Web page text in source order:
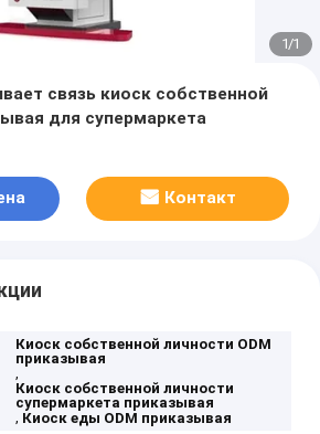
1/1
связь киоск собственной
для супермаркета
Контакт
Киоск собственной личности ODM
приказывая
,
Киоск собственной личности
супермаркета приказывая
, Киоск еды ODM приказывая